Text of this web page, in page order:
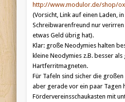
http://www.modulor.de/shop/
(Vorsicht, Link auf einen Laden,
Schreibwarenfreund nur verirren
etwas Geld übrig hat).
Klar: große Neodymies halten
kleine Neodymies z.B. besser
Hartferritmagneten.
Für Tafeln sind sicher die großen
aber gerade vor ein paar Tagen
Fördervereinsschaukasten mit